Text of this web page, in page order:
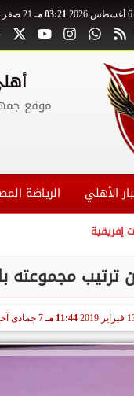
03:21 مـ 21 صفر 1448
موقع
الأهلي الرياضة
إفريقية
ترتيب مجموعته
11:44 مـ 7 جمادى آخر 1440